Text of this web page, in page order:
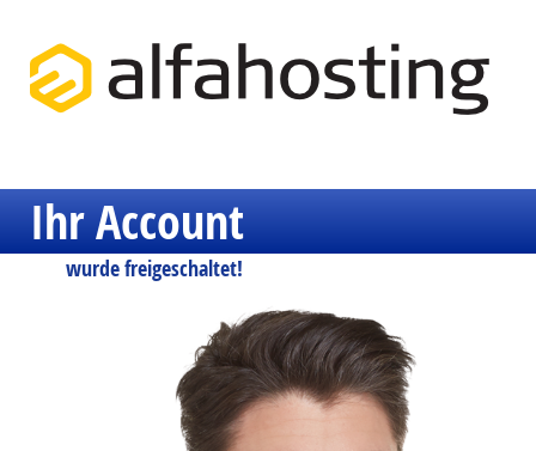
Ihr Account
wurde freigeschaltet!